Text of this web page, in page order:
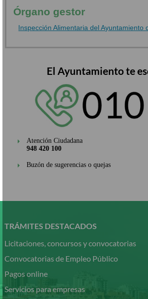
Órgano gestor
Inspección Alimentaria del Ayuntamiento
El Ayuntamiento te
Atención Ciudadana
948 420 100
Buzón de sugerencias o quejas
contenido
TRÁMITES DESTACADOS
Licitaciones, concursos y convocatorias
Convocatorias de Empleo Público
Pagos online
Servicios para empresas